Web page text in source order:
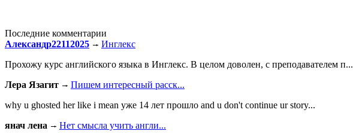
Последние комментарии
Александр22112025
Инглекс
Прохожу курс английского языка в Инглекс. В целом доволен, с преподавателем п...
Лера Язагит
Пишем интересный расск...
why u ghosted her like i mean уже 14 лет прошло and u don't continue ur story...
янач лена
Нет смысла учить англи...